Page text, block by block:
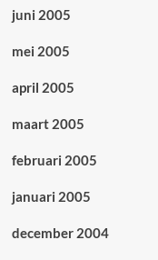
juni 2005
mei 2005
april 2005
maart 2005
februari 2005
januari 2005
december 2004